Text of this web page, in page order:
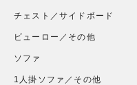
チェスト／サイドボード
ビューロー／その他
ソファ
1人掛ソファ／その他